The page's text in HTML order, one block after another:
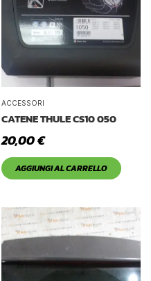
ACCESSORI
CATENE THULE CS10 050
20,00€
AGGIUNGI AL CARRELLO